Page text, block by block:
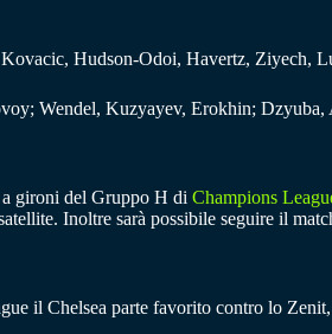
Hudson-Odoi, Havertz, Ziyech,
Wendel, Kuzyayev, Erokhin;
a gironi del Gruppo H di Champions
Inoltre sarà possibile seguire il
il Chelsea parte favorito contro lo Zenit,